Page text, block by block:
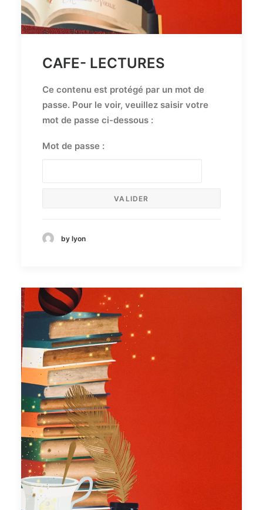
CAFE- LECTURES
Ce contenu est protégé par un mot de
passe. Pour le voir, veuillez saisir votre
mot de passe ci-dessous :
Mot de passe :
by lyon